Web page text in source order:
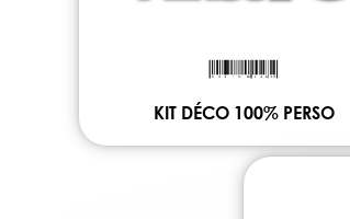
KIT DÉCO 100% PERSO